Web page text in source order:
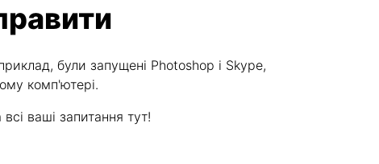
були запущені Photoshop і Skype,
комп'ютері.
ваші запитання тут!